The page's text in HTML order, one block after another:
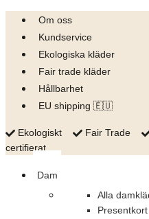
Skip
content
Om oss
Kundservice
Ekologiska kläder
Fair trade kläder
Hållbarhet
EU shipping 🇪🇺
Ekologiskt Fair Trade
certifierat
Dam
Alla
Presentkort